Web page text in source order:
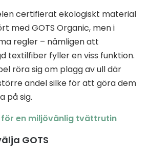
certifierat ekologiskt material
med GOTS Organic, men i
regler – nämligen att
textilfiber fyller en viss funktion.
röra sig om plagg av ull där
andel silke för att göra dem
på sig.
för en miljövänlig tvättrutin
GOTS